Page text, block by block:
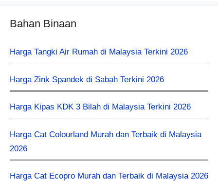
Bahan Binaan
Harga Tangki Air Rumah di Malaysia Terkini 2026
Harga Zink Spandek di Sabah Terkini 2026
Harga Kipas KDK 3 Bilah di Malaysia Terkini 2026
Harga Cat Colourland Murah dan Terbaik di Malaysia
2026
Harga Cat Ecopro Murah dan Terbaik di Malaysia 2026